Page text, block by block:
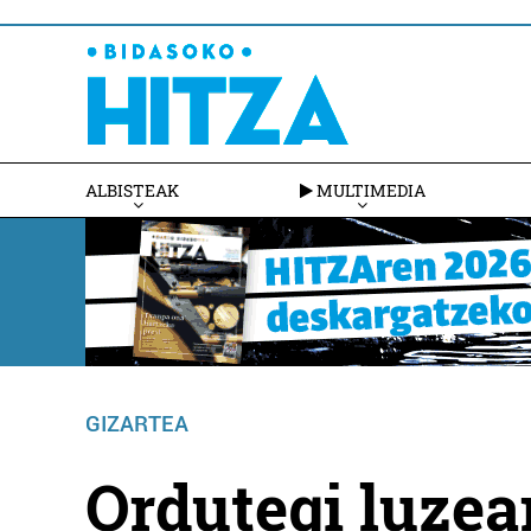
ALBISTEAK MULTIMEDIA
GIZARTEA
Ordutegi